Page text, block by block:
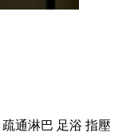
疏通淋巴 足浴 指壓